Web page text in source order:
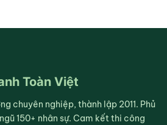
Toàn Việt
chuyên nghiệp, thành lập 2011. Phủ
150+ nhân sự. Cam kết thi công